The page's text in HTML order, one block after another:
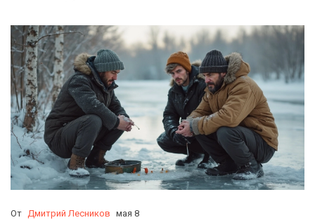
От Дмитрий Лесников мая 8